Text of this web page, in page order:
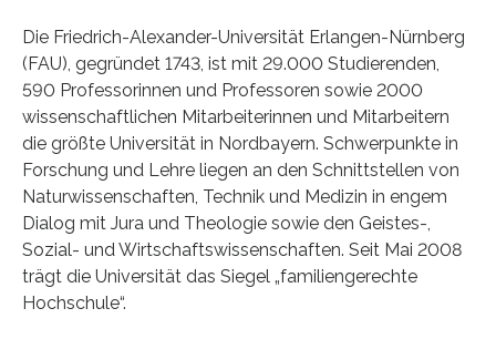
Die Friedrich-Alexander-Universität Erlangen-Nürnberg
(FAU), gegründet 1743, ist mit 29.000 Studierenden,
590 Professorinnen und Professoren sowie 2000
wissenschaftlichen Mitarbeiterinnen und Mitarbeitern
die größte Universität in Nordbayern. Schwerpunkte in
Forschung und Lehre liegen an den Schnittstellen von
Naturwissenschaften, Technik und Medizin in engem
Dialog mit Jura und Theologie sowie den Geistes-,
Sozial- und Wirtschaftswissenschaften. Seit Mai 2008
trägt die Universität das Siegel „familiengerechte
Hochschule“.